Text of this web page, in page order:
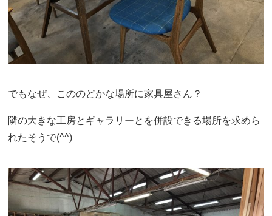
でもなぜ、こののどかな場所に家具屋さん？
隣の大きな工房とギャラリーとを併設できる場所を求めら
れたそうで(^^)